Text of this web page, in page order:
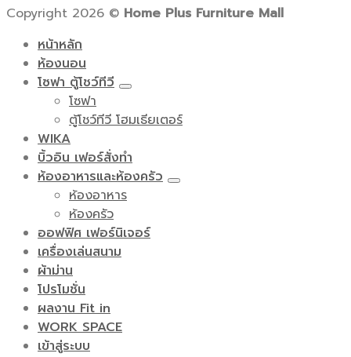
Copyright 2026 © Home Plus Furniture Mall
หน้าหลัก
ห้องนอน
โซฟา ตู้โชว์ทีวี
โซฟา
ตู้โชว์ทีวี โฮมเธียเตอร์
WIKA
บิ้วอิน เฟอร์สั่งทำ
ห้องอาหารและห้องครัว
ห้องอาหาร
ห้องครัว
ออฟฟิศ เฟอร์นิเจอร์
เครื่องเล่นสนาม
ผ้าม่าน
โปรโมชั่น
ผลงาน Fit in
WORK SPACE
เข้าสู่ระบบ